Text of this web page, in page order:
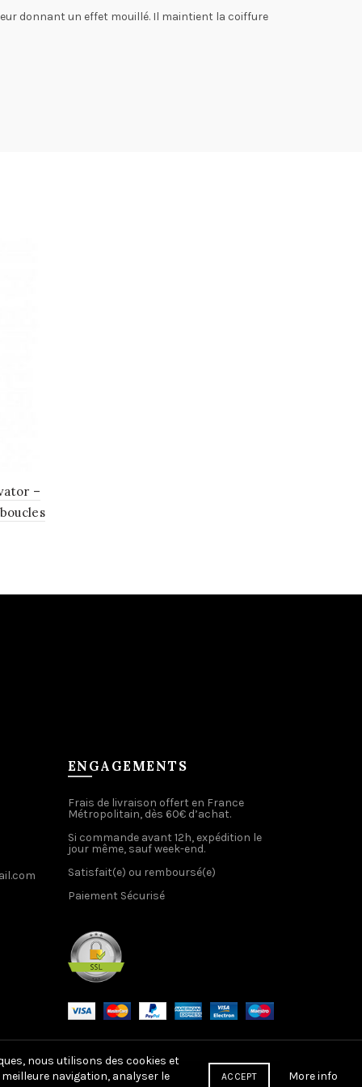
donnant un effet mouillé. Il maintient la coiffure
–
ENGAGEMENTS
Frais de livraison offert en France
Métropolitain, dès 60€ d’achat.
Si commande avant 12h, expédition le
jour même, sauf week-end.
Satisfait(e) ou remboursé(e)
Paiement Sécurisé
nous utilisons des cookies et
navigation, analyser le
ACCEPT More info